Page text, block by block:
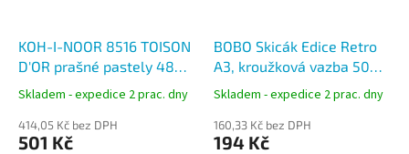
KOH-I-NOOR 8516 TOISON
D'OR prašné pastely 48
ks, umělecké křídy
Skladem - expedice 2 prac. dny
414,05 Kč bez DPH
501 Kč
BOBO Skicák Edice Retro
A3, kroužková vazba 50
listů
Skladem - expedice 2 prac. dny
160,33 Kč bez DPH
194 Kč